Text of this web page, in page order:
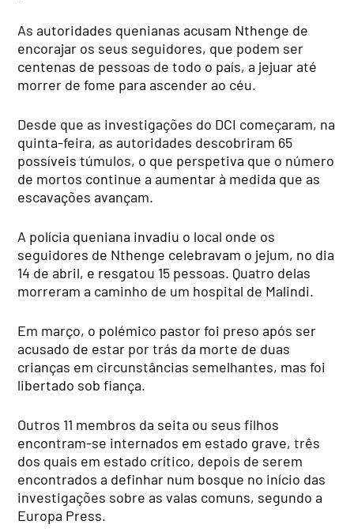
As autoridades quenianas acusam Nthenge de
encorajar os seus seguidores, que podem ser
centenas de pessoas de todo o país, a jejuar até
morrer de fome para ascender ao céu.
Desde que as investigações do DCI começaram, na
quinta-feira, as autoridades descobriram 65
possíveis túmulos, o que perspetiva que o número
de mortos continue a aumentar à medida que as
escavações avançam.
A polícia queniana invadiu o local onde os
seguidores de Nthenge celebravam o jejum, no dia
14 de abril, e resgatou 15 pessoas. Quatro delas
morreram a caminho de um hospital de Malindi.
Em março, o polémico pastor foi preso após ser
acusado de estar por trás da morte de duas
crianças em circunstâncias semelhantes, mas foi
libertado sob fiança.
Outros 11 membros da seita ou seus filhos
encontram-se internados em estado grave, três
dos quais em estado crítico, depois de serem
encontrados a definhar num bosque no início das
investigações sobre as valas comuns, segundo a
Europa Press.